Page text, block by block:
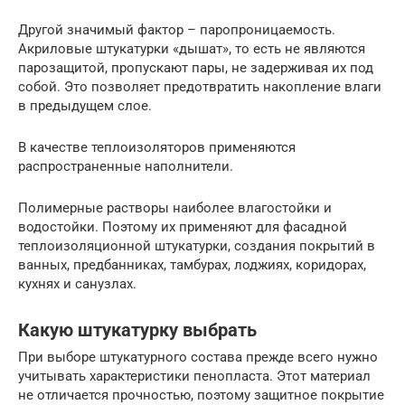
Другой значимый фактор – паропроницаемость.
Акриловые штукатурки «дышат», то есть не являются
парозащитой, пропускают пары, не задерживая их под
собой. Это позволяет предотвратить накопление влаги
в предыдущем слое.
В качестве теплоизоляторов применяются
распространенные наполнители.
Полимерные растворы наиболее влагостойки и
водостойки. Поэтому их применяют для фасадной
теплоизоляционной штукатурки, создания покрытий в
ванных, предбанниках, тамбурах, лоджиях, коридорах,
кухнях и санузлах.
Какую штукатурку выбрать
При выборе штукатурного состава прежде всего нужно
учитывать характеристики пенопласта. Этот материал
не отличается прочностью, поэтому защитное покрытие